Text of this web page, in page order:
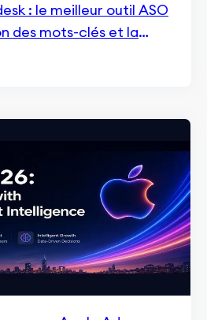
: le meilleur outil ASO
des mots-clés et la